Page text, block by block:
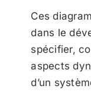
Ces
dans le
spécifier,
aspects
d’un